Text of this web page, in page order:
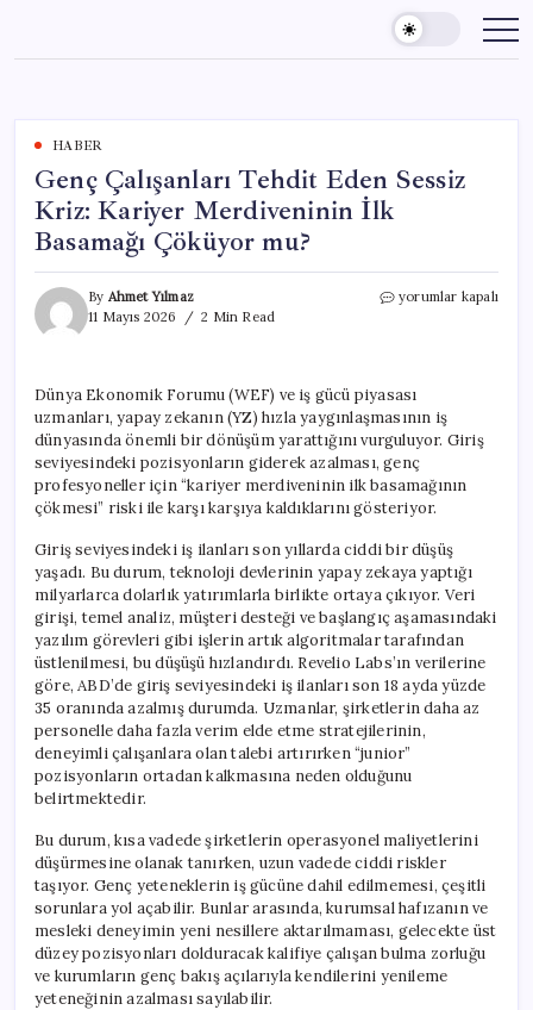
content
HABER
Genç Çalışanları Tehdit Eden Sessiz
Kriz: Kariyer Merdiveninin İlk
Basamağı Çöküyor mu?
By Ahmet Yılmaz
11 Mayıs 2026
2 Min Read
Genç
Kriz:
Kariyer
Merdiveninin
İlk
Basamağı
Çöküyor
mu?
yorumlar kapalı
Dünya Ekonomik Forumu (WEF) ve iş gücü piyasası
uzmanları, yapay zekanın (YZ) hızla yaygınlaşmasının iş
dünyasında önemli bir dönüşüm yarattığını vurguluyor. Giriş
seviyesindeki pozisyonların giderek azalması, genç
profesyoneller için “kariyer merdiveninin ilk basamağının
çökmesi” riski ile karşı karşıya kaldıklarını gösteriyor.
Giriş seviyesindeki iş ilanları son yıllarda ciddi bir düşüş
yaşadı. Bu durum, teknoloji devlerinin yapay zekaya yaptığı
milyarlarca dolarlık yatırımlarla birlikte ortaya çıkıyor. Veri
girişi, temel analiz, müşteri desteği ve başlangıç aşamasındaki
yazılım görevleri gibi işlerin artık algoritmalar tarafından
üstlenilmesi, bu düşüşü hızlandırdı. Revelio Labs’ın verilerine
göre, ABD’de giriş seviyesindeki iş ilanları son 18 ayda yüzde
35 oranında azalmış durumda. Uzmanlar, şirketlerin daha az
personelle daha fazla verim elde etme stratejilerinin,
deneyimli çalışanlara olan talebi artırırken “junior”
pozisyonların ortadan kalkmasına neden olduğunu
belirtmektedir.
Bu durum, kısa vadede şirketlerin operasyonel maliyetlerini
düşürmesine olanak tanırken, uzun vadede ciddi riskler
taşıyor. Genç yeteneklerin iş gücüne dahil edilmemesi, çeşitli
sorunlara yol açabilir. Bunlar arasında, kurumsal hafızanın ve
mesleki deneyimin yeni nesillere aktarılmaması, gelecekte üst
düzey pozisyonları dolduracak kalifiye çalışan bulma zorluğu
ve kurumların genç bakış açılarıyla kendilerini yenileme
yeteneğinin azalması sayılabilir.